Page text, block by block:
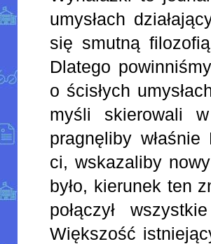
umysłach
się smutną
Dlatego
o ścisłych
myśli skierowali
pragnęliby
ci, wskazaliby
było, kierunek ten
połączył
Większość